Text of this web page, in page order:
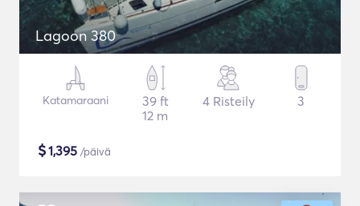
Lagoon 380
Katamaraani
39 ft
12 m
4 Risteily 3
$1,395 /päivä